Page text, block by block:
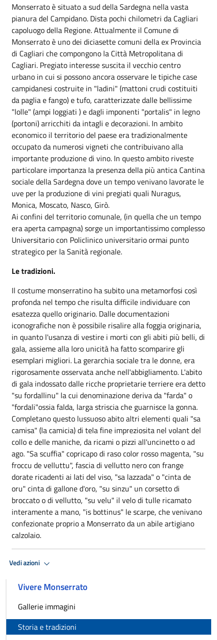
Monserrato è situato a sud della Sardegna nella vasta
pianura del Campidano. Dista pochi chilometri da Cagliari
capoluogo della Regione. Attualmente il Comune di
Monserrato è uno dei diciasette comuni della ex Provincia
di Cagliari che compongono la Città Metropolitana di
Cagliari. Pregiato interesse suscita il vecchio centro
urbano in cui si possono ancora osservare le tipiche case
campidanesi costruite in "ladini" (mattoni crudi costituiti
da paglia e fango) e tufo, caratterizzate dalle bellissime
"lolle" (ampi loggiati ) e dagli imponenti "portalis" in legno
(portoni) arricchiti da intagli e decorazioni. In ambito
economico il territorio del paese era tradizionalmente
occupato da numerosi vigneti che contribuivano alla
importante produzione di vino. In questo ambito riveste
particolare importanza la presenza della più antica Cantina
sociale della Sardegna dove un tempo venivano lavorate le
uve per la produzione di vini pregiati quali Nuragus,
Monica, Moscato, Nasco, Girò.
Ai confini del territorio comunale, (in quella che un tempo
era aperta campagna) sorge un importantissimo complesso
Universitario con Policlinico universitario ormai punto
strategico per la Sanità regionale.
Le tradizioni.
Il costume monserratino ha subito una metamorfosi così
profonda nel tempo che risulta difficile individuare con
esatezza quello originario. Dalle documentazioni
iconografiche non è possibile risalire alla foggia originaria,
in quanto l'usanza di vestire i morti con gli abiti più belli, di
gala, assieme alla loro unicità ha fatto scomparire gli
esemplari migliori. La gerarchia sociale tra le donne, era
rigorosamente osservata anche nell'abbigliamento. L'abito
di gala indossato dalle ricche proprietarie terriere era detto
"su fordallinu" la cui denominazione deriva da "farda" o
"fordali"ossia falda, larga striscia che guarnisce la gonna.
Completano questo lussuoso abito altri elementi quali "sa
camisa" (la camicia) di tela fine impreziosita nel volant del
collo e delle maniche, da ricami o pizzi all'uncinetto o ad
ago. "Sa scuffia" copricapo di raso color rosso magenta, "su
froccu de velluttu", fascia di vellutto nero con frange
dorate ricadenti ai lati del viso, "sa lazzada" o "cinta de
oru" cinta di gallone d'oro, "su sinzu" un corsetto di
broccato o di vellutto, "su velu" il velo di tulle ricamato
interamente a mano, "is bottinus" le scarpe, che venivano
confezionate proprio a Monserrato da un abile artigiano
calzolaio.
Vedi azioni
Vivere Monserrato
Gallerie immagini
Storia e tradizioni